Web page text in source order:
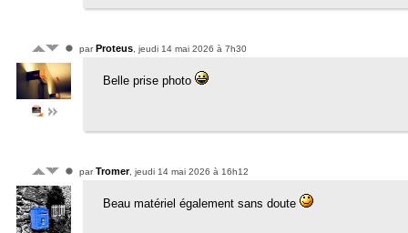
parProteus , jeudi 14 mai 2026 à 7h30
Belle prise photo
parTromer, jeudi 14 mai 2026 à 16h12
Beau matériel également sans doute